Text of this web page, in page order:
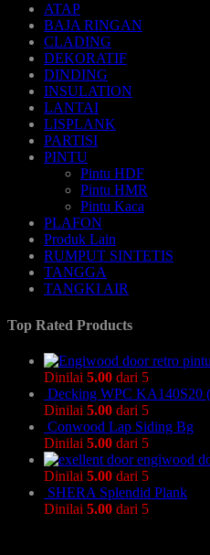
ATAP
BAJA RINGAN
CLADING
DEKORATIF
DINDING
INSULATION
LANTAI
LISPLANK
PARTISI
PINTU
Pintu HDF
Pintu HMR
Pintu Kaca
PLAFON
Produk Lain
RUMPUT SINTETIS
TANGGA
TANGKI AIR
Top Rated Products
Dinilai 5.00 dari 5
Decking WPC KA140S20
Dinilai 5.00 dari 5
Conwood Lap Siding Bg
Dinilai 5.00 dari 5
Dinilai 5.00 dari 5
SHERA Splendid Plank
Dinilai 5.00 dari 5